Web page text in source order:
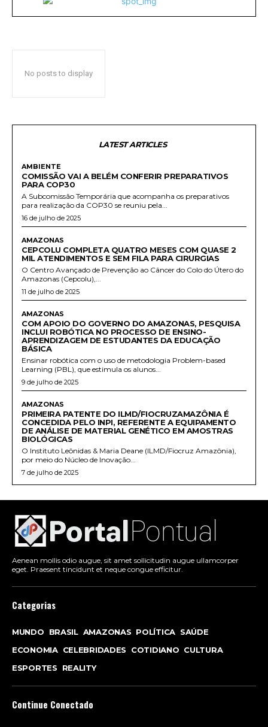
No posts to display
LATEST ARTICLES
AMBIENTE
COMISSÃO VAI A BELÉM CONFERIR PREPARATIVOS
PARA COP30
A Subcomissão Temporária que acompanha os preparativos
para realização da COP30 se reuniu pela...
16 de julho de 2025
AMAZONAS
CEPCOLU COMPLETA QUATRO MESES COM QUASE 2
MIL ATENDIMENTOS E SEM FILA PARA CIRURGIAS
O Centro Avançado de Prevenção ao Câncer do Colo do Útero do
Amazonas (Cepcolu),...
11 de julho de 2025
AMAZONAS
COM APOIO DO GOVERNO DO AMAZONAS, PESQUISA
INCLUI ROBÓTICA NO PROCESSO DE ENSINO-
APRENDIZAGEM DE ESTUDANTES DA EDUCAÇÃO
BÁSICA
Ensinar robótica com o uso de metodologia Problem-based
Learning (PBL), que estimula os alunos...
9 de julho de 2025
AMAZONAS
PRIMEIRA PATENTE DO ILMD/FIOCRUZAMAZÔNIA É
CONCEDIDA PELO INPI, REFERENTE A EQUIPAMENTO
DE ANÁLISE DE MATERIAL GENÉTICO EM AMOSTRAS
BIOLÓGICAS
O Instituto Leônidas & Maria Deane (ILMD/Fiocruz Amazônia),
por meio do Núcleo de Inovação...
7 de julho de 2025
Aenean mollis odio augue, sit amet sollicitudin augue ullamcorper
eget. Praesent tincidunt et neque congue efficitur.
Categorias
MUNDO BRASIL AMAZONAS POLÍTICA SAÚDE
ECONOMIA CELEBRIDADES COTIDIANO CULTURA
ESPORTES
REALITY
Continue Conectado